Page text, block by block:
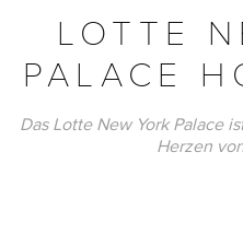
LOTTE
PALACE
Das Lotte New York Palace
Herzen